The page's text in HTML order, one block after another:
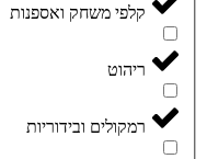
קלפי משחק ואספנות
ריהוט
רמקולים ובידוריות